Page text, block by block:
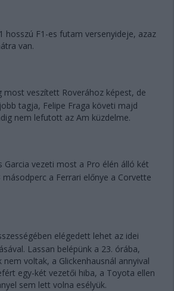
hosszú F1-es futam versenyideje, azaz
van.
most veszített Roverához képest, de
tagja, Felipe Fraga követi majd
nem lefutott az Am küzdelme.
Garcia vezeti most a Pro élén álló két
a Ferrari előnye a Corvette
elégedett lehet az idei
Lassan belépünk a 23. órába,
nem voltak, a Glickenhausnál annyival
egy-két vezetői hiba, a Toyota ellen
sem lett volna esélyük.